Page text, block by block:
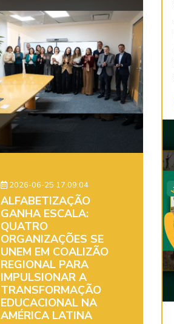
2026-06-25 17:09:04
ALFABETIZAÇÃO
GANHA ESCALA:
QUATRO
ORGANIZAÇÕES SE
UNEM EM COALIZÃO
REGIONAL PARA
IMPULSIONAR A
TRANSFORMAÇÃO
EDUCACIONAL NA
AMÉRICA LATINA